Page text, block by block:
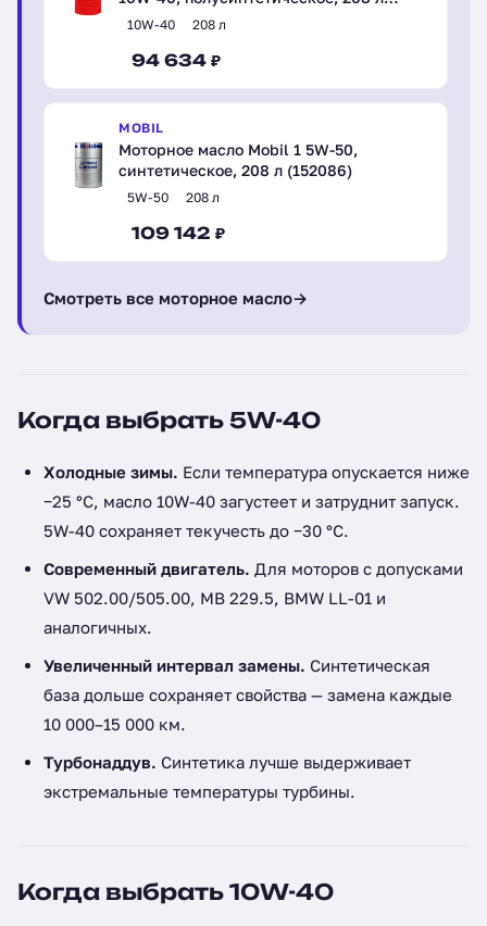
(110800)
10W-40 208 л
94 634 ₽
MOBIL
Моторное масло Mobil 1 5W-50,
синтетическое, 208 л (152086)
5W-50 208 л
109 142 ₽
Смотреть все моторное масло→
Когда выбрать 5W-40
Холодные зимы. Если температура опускается ниже
−25 °C, масло 10W-40 загустеет и затруднит запуск.
5W-40 сохраняет текучесть до −30 °C.
Современный двигатель. Для моторов с допусками
VW 502.00/505.00, MB 229.5, BMW LL-01 и
аналогичных.
Увеличенный интервал замены. Синтетическая
база дольше сохраняет свойства — замена каждые
10 000–15 000 км.
Турбонаддув. Синтетика лучше выдерживает
экстремальные температуры турбины.
Когда выбрать 10W-40